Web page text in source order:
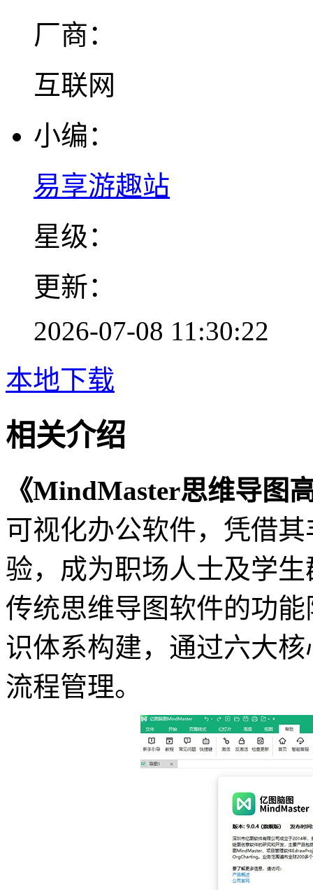
厂商：
互联网
小编：
易享游趣站
星级：
更新：
2026-07-08 11:30:22
本地下载
相关介绍
《MindMaster思维导图
可视化办公软件，凭借
验，成为职场人士及学
传统思维导图软件的功
识体系构建，通过六大
流程管理。